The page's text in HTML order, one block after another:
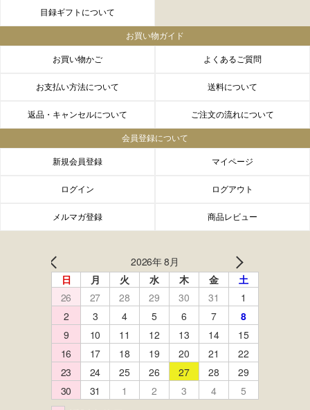
FACEBOOK twitter instagram LINE
目録ギフトについて
お買い物ガイド
お買い物かご よくあるご質問
お支払い方法について 送料について
返品・キャンセルについて ご注文の流れについて
会員登録について
新規会員登録 マイページ
ログイン ログアウト
メルマガ登録 商品レビュー